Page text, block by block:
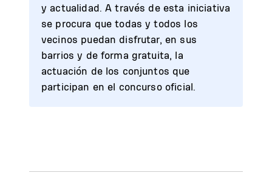
y actualidad. A través de esta iniciativa
se procura que todas y todos los
vecinos puedan disfrutar, en sus
barrios y de forma gratuita, la
actuación de los conjuntos que
participan en el concurso oficial.